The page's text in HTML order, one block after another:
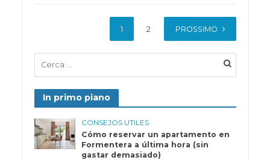
1 2 PROSSIMO
In primo piano
CONSEJOS UTILES
Cómo reservar un apartamento en
Formentera a última hora (sin
gastar demasiado)